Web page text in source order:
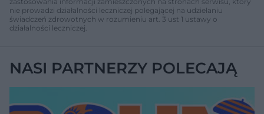
nie prowadzi działalności leczniczej polegającej na udzielaniu
świadczeń zdrowotnych w rozumieniu art. 3 ust 1 ustawy o
działalności leczniczej.
NASI PARTNERZY POLECAJĄ